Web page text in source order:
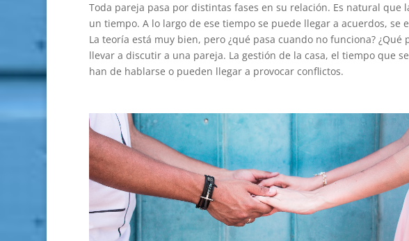
Toda pareja pasa por distintas fases en su relación. Es natural
un tiempo. A lo largo de ese tiempo se puede llegar a acuerdos,
La teoría está muy bien, pero ¿qué pasa cuando no funciona?
llevar a discutir a una pareja. La gestión de la casa, el tiempo que
han de hablarse o pueden llegar a provocar conflictos.